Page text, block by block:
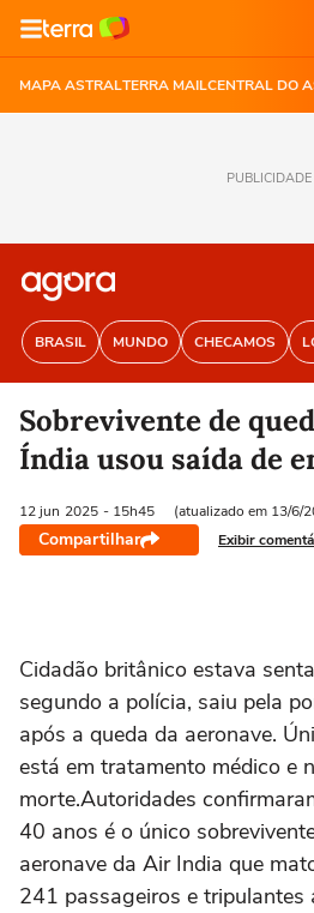
MAPA ASTRALTERRA MAILCENTRAL DO
PUBLICIDADE
BRASIL MUNDO CHECAMOS
Sobrevivente de
Índia usou saída de
12 jun 2025 - 15h45 (atualizado em 13/6/
Compartilhar Exibir
Cidadão britânico estava
segundo a polícia, saiu pela
após a queda da aeronave.
está em tratamento médico e
morte.Autoridades
40 anos é o único
aeronave da Air India que
241 passageiros e